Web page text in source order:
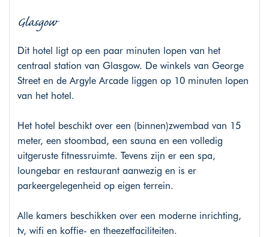
Glasgow
Dit hotel ligt op een paar minuten lopen van het
centraal station van Glasgow. De winkels van George
Street en de Argyle Arcade liggen op 10 minuten lopen
van het hotel.
Het hotel beschikt over een (binnen)zwembad van 15
meter, een stoombad, een sauna en een volledig
uitgeruste fitnessruimte. Tevens zijn er een spa,
loungebar en restaurant aanwezig en is er
parkeergelegenheid op eigen terrein.
Alle kamers beschikken over een moderne inrichting,
tv, wifi en koffie- en theezetfaciliteiten.